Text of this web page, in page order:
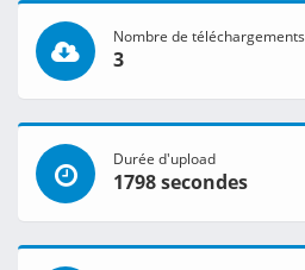
Nombre de téléchargements
3
Durée d'upload
1798 secondes